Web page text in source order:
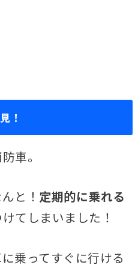
！
車。
と！ 定期的に乗れる
てしまいました！
乗ってすぐに行ける